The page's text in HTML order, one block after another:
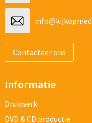
Contacteer ons
Informatie
Drukwerk
DVD & CD productie